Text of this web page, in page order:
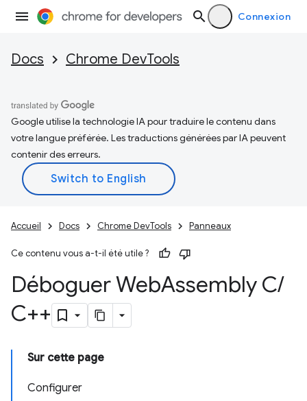
Connexion
Docs Chrome DevTools
Google utilise la technologie IA pour traduire le contenu dans
votre langue préférée. Les traductions générées par IA peuvent
contenir des erreurs.
Accueil Docs Chrome DevTools Panneaux
Ce contenu vous a-t-il été utile ?
Déboguer WebAssembly C/
C++
Sur cette page
Configurer